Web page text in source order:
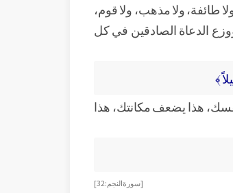
طائفة، ولا مذهب، ولا قوم،
الدعاة الصادقين في كل
﴾
هذا يضعف مكانتك، هذا
[سورة النجم: 32]